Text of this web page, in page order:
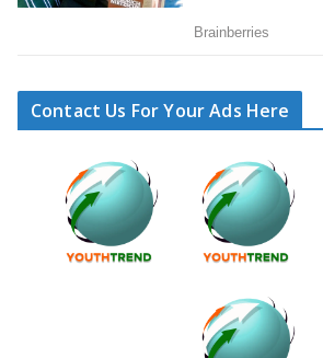
Contact Us For Your Ads Here